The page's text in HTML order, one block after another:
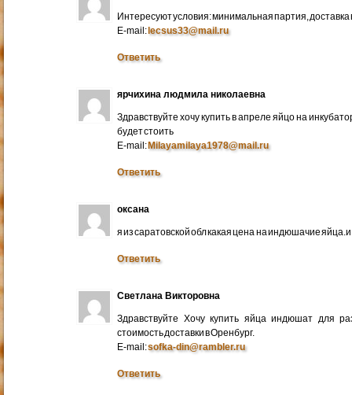
Интересуют условия: минимальная партия, доставка
E-mail:lecsus33@mail.ru
Ответить
ярчихина людмила николаевна
Здравствуйте хочу купить в апреле яйцо на
будет стоить
E-mail:Milayamilaya1978@mail.ru
Ответить
оксана
я из саратовской обл какая цена на индюшачие яйца.и
Ответить
Светлана Викторовна
Здравствуйте Хочу купить яйца индюшат для
стоимость доставки в Оренбург.
E-mail:sofka-din@rambler.ru
Ответить